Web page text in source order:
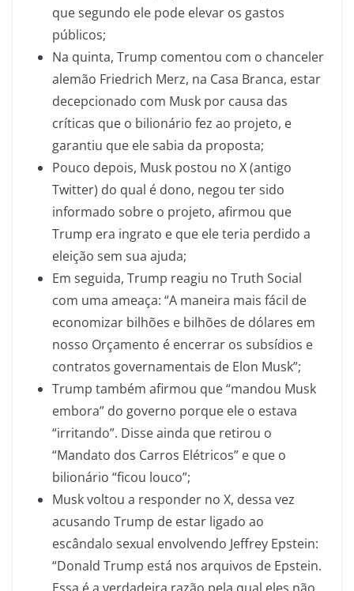
que segundo ele pode elevar os gastos
públicos;
Na quinta, Trump comentou com o chanceler
alemão Friedrich Merz, na Casa Branca, estar
decepcionado com Musk por causa das
críticas que o bilionário fez ao projeto, e
garantiu que ele sabia da proposta;
Pouco depois, Musk postou no X (antigo
Twitter) do qual é dono, negou ter sido
informado sobre o projeto, afirmou que
Trump era ingrato e que ele teria perdido a
eleição sem sua ajuda;
Em seguida, Trump reagiu no Truth Social
com uma ameaça: “A maneira mais fácil de
economizar bilhões e bilhões de dólares em
nosso Orçamento é encerrar os subsídios e
contratos governamentais de Elon Musk”;
Trump também afirmou que “mandou Musk
embora” do governo porque ele o estava
“irritando”. Disse ainda que retirou o
“Mandato dos Carros Elétricos” e que o
bilionário “ficou louco”;
Musk voltou a responder no X, dessa vez
acusando Trump de estar ligado ao
escândalo sexual envolvendo Jeffrey Epstein:
“Donald Trump está nos arquivos de Epstein.